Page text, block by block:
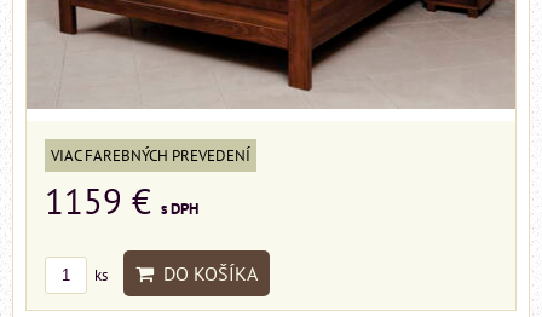
VIAC FAREBNÝCH PREVEDENÍ
1159 € s DPH
ks DO KOŠÍKA